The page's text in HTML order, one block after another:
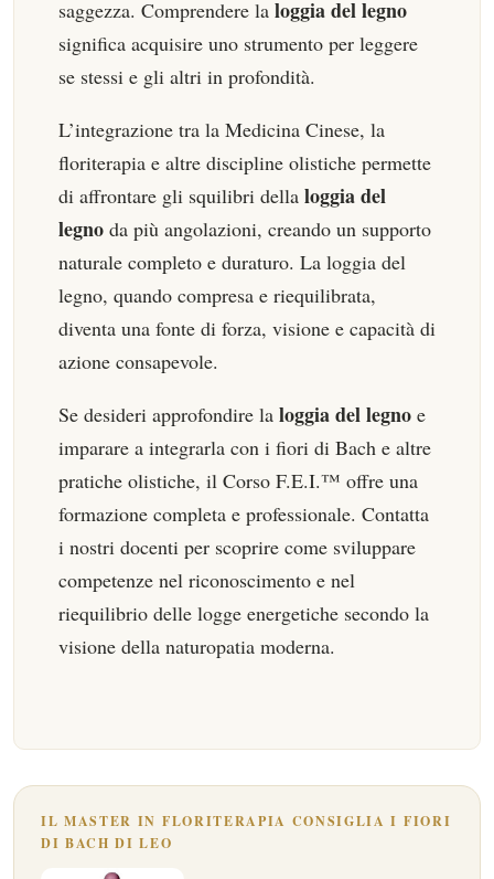
saggezza. Comprendere la loggia del legno
significa acquisire uno strumento per leggere
se stessi e gli altri in profondità.
L’integrazione tra la Medicina Cinese, la
floriterapia e altre discipline olistiche permette
di affrontare gli squilibri della loggia del
legno da più angolazioni, creando un supporto
naturale completo e duraturo. La loggia del
legno, quando compresa e riequilibrata,
diventa una fonte di forza, visione e capacità di
azione consapevole.
Se desideri approfondire la loggia del legno e
imparare a integrarla con i fiori di Bach e altre
pratiche olistiche, il Corso F.E.I.™ offre una
formazione completa e professionale. Contatta
i nostri docenti per scoprire come sviluppare
competenze nel riconoscimento e nel
riequilibrio delle logge energetiche secondo la
visione della naturopatia moderna.
IL MASTER IN FLORITERAPIA CONSIGLIA I FIORI
DI BACH DI LEO